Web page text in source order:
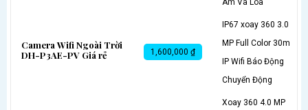
Camera Wifi Ngoài Trời
DH-P3AE-PV Giá rẻ
1,600,000 ₫
IP67 xoay 360 3.0
MP Full Color 30m
IP Wifi Báo Động
Chuyển Động
Xoay 360 4.0 MP